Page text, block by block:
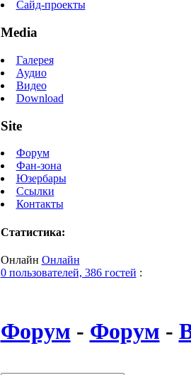
Сайд-проекты
Media
Галерея
Аудио
Видео
Download
Site
Форум
Фан-зона
Юзербары
Ссылки
Контакты
Статистика:
Онлайн Онлайн
0 пользователей, 386 гостей :
Форум - Форум -